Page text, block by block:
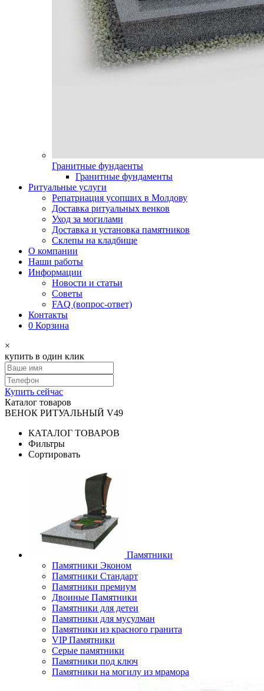
Гранитные фундаенты
Гранитные фундаменты
Ритуальные услуги
Репатриация усопших в Молдову
Доставка ритуальных венков
Уход за могилами
Доставка и установка памятников
Склепы на кладбище
О компании
Наши работы
Информации
Новости и статьи
Советы
FAQ (вопрос-ответ)
Контакты
0 Корзина
×
купить в один клик
Купить сейчас
Каталог товаров
ВЕНОК РИТУАЛЬНЫЙ V49
КАТАЛОГ ТОВАРОВ
Фильтры
Сортировать
Памятники
Памятники Эконом
Памятники Стандарт
Памятники премиум
Двоиные Памятники
Памятники для детеи
Памятники для мусулман
Памятники из красного гранита
VIP Памятники
Серые памятники
Памятники под ключ
Памятники на могилу из мрамора